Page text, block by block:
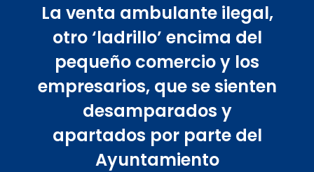
La venta ambulante ilegal,
otro ‘ladrillo’ encima del
pequeño comercio y los
empresarios, que se sienten
desamparados y
apartados por parte del
Ayuntamiento